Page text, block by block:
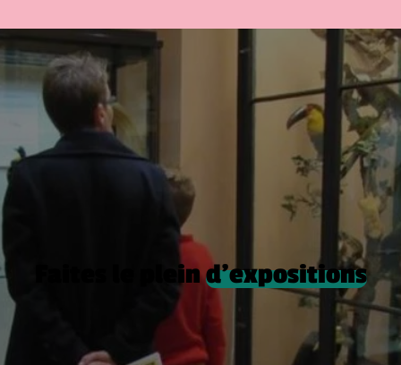
Faites le pleind’expositions